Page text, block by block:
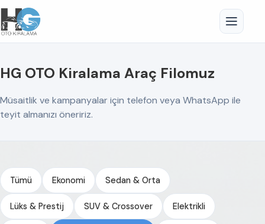
HG OTO Kiralama Araç Filomuz
Müsaitlik ve kampanyalar için telefon veya WhatsApp ile
teyit almanızı öneririz.
Tümü Ekonomi Sedan & Orta
Lüks & Prestij SUV & Crossover Elektrikli